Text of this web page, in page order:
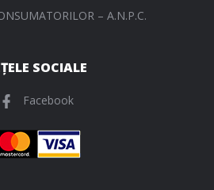
– A.N.P.C.
SOCIALE
Facebook